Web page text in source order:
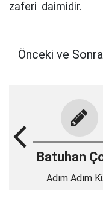
zaferi daimidir.
Önceki ve
Batuhan
Adım Adım